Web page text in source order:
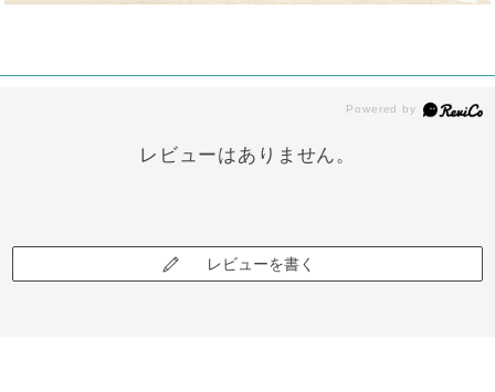
レビューはありません。
レビューを書く